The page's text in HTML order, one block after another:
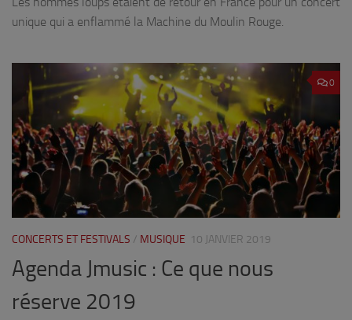
unique qui a enflammé la Machine du Moulin Rouge.
0
CONCERTS ET FESTIVALS / MUSIQUE 10 JANVIER 2019
Agenda Jmusic : Ce que nous
réserve 2019